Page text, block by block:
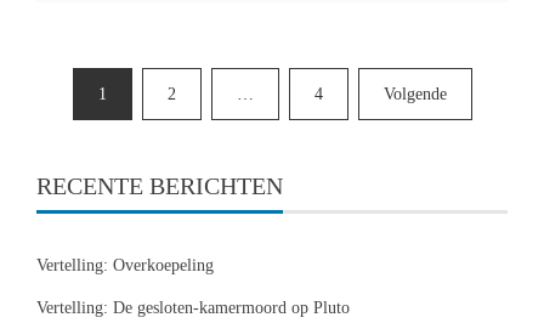
Berichten
paginering
1 2 … 4 Volgende
RECENTE BERICHTEN
Vertelling: Overkoepeling
Vertelling: De gesloten-kamermoord op Pluto